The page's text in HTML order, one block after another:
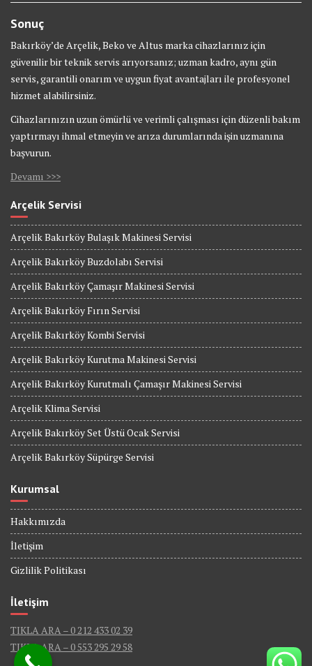
Sonuç
Bakırköy’de Arçelik, Beko ve Altus marka cihazlarınız için
güvenilir bir teknik servis arıyorsanız; uzman kadro, aynı gün
servis, garantili onarım ve uygun fiyat avantajları ile profesyonel
hizmet alabilirsiniz.
Cihazlarınızın uzun ömürlü ve verimli çalışması için düzenli bakım
yaptırmayı ihmal etmeyin ve arıza durumlarında işin uzmanına
başvurun.
Devamı >>>
Arçelik Servisi
Arçelik Bakırköy Bulaşık Makinesi Servisi
Arçelik Bakırköy Buzdolabı Servisi
Arçelik Bakırköy Çamaşır Makinesi Servisi
Arçelik Bakırköy Fırın Servisi
Arçelik Bakırköy Kombi Servisi
Arçelik Bakırköy Kurutma Makinesi Servisi
Arçelik Bakırköy Kurutmalı Çamaşır Makinesi Servisi
Arçelik Klima Servisi
Arçelik Bakırköy Set Üstü Ocak Servisi
Arçelik Bakırköy Süpürge Servisi
Kurumsal
Hakkımızda
İletişim
Gizlilik Politikası
İletişim
TIKLA ARA – 0 212 433 02 39
TIKLA ARA – 0 553 295 29 58